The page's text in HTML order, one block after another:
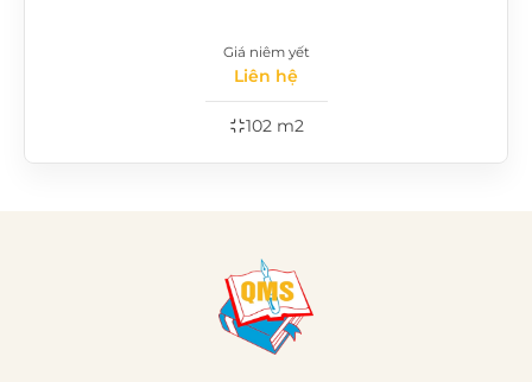
Giá niêm yết
Liên hệ
102 m2